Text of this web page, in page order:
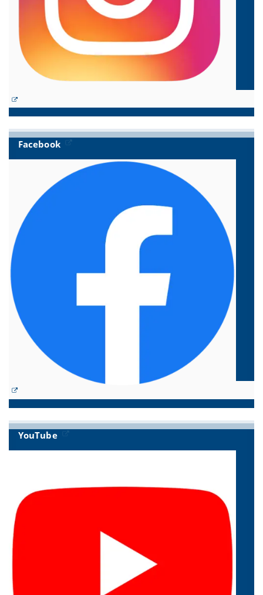
Facebook
YouTube